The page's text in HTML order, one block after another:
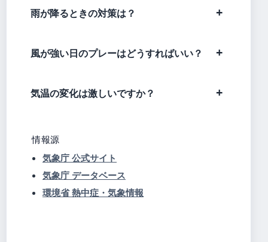
雨が降るときの対策は？
風が強い日のプレーはどうすればいい？
気温の変化は激しいですか？
情報源
気象庁 公式サイト
気象庁 データベース
環境省 熱中症・気象情報